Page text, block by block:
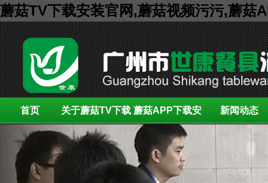
蘑菇TV下载安装官网,蘑菇视频污污,蘑菇
首页 关于蘑菇TV下载
安装官网
蘑菇APP下载安
装展示
新闻动态